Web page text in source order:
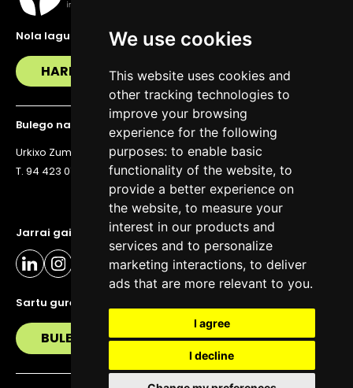
We use cookies
This website uses cookies and
other tracking technologies to
improve your browsing
experience for the following
purposes: to enable basic
functionality of the website, to
provide a better experience on
the website, to measure your
interest in our products and
services and to personalize
marketing interactions, to deliver
ads that are more relevant to you.
I agree
I decline
Jarrai gaitzazu eguneratuta egoteko
Sartu gure buletinera
BULETIN
Nola lagundu zaitzakegu?
HARREMANETAN JARRI
Bulego nagusia
Urkixo Zumarkalea 36, 6. solairua, 48011 Bilbo
T. 94 423 07 43